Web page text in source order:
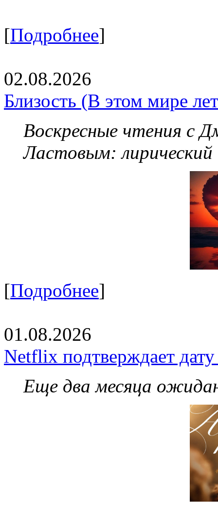
[Подробнее]
02.08.2026
Близость (В этом мире
Воскресные чтения с
Ластовым:
[Подробнее]
01.08.2026
Netflix подтверждает
Еще два месяца